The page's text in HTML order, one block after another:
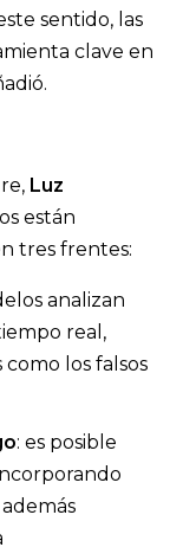
sentido, las
clave en
Luz
están
tres frentes:
analizan
real,
los falsos
: es posible